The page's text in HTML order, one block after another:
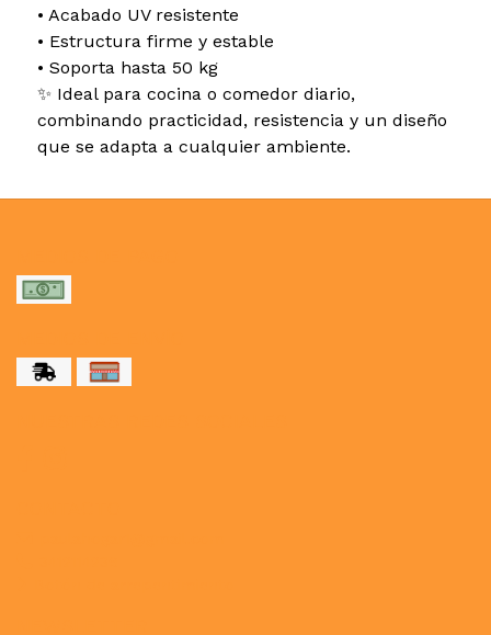
• Acabado UV resistente
• Estructura firme y estable
• Soporta hasta 50 kg
✨ Ideal para cocina o comedor diario,
combinando practicidad, resistencia y un diseño
que se adapta a cualquier ambiente.